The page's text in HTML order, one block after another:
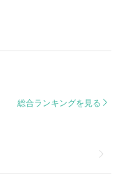
総合ランキングを見る